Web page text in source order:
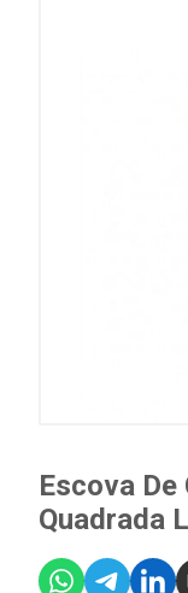
Escova
Quadrada